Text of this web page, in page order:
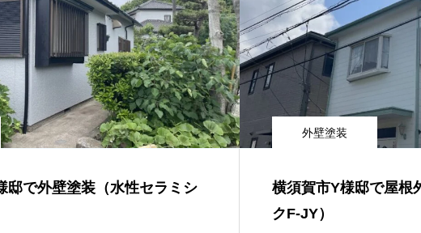
邸で外壁塗装（水性セラミシ
外壁塗装
横須賀市Y様邸で屋根
クF-JY）